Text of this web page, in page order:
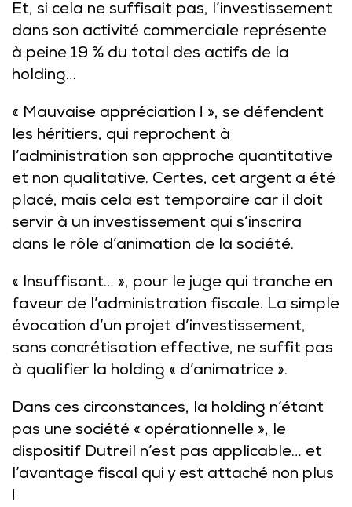
Et, si cela ne suffisait pas, l’investissement
dans son activité commerciale représente
à peine 19 % du total des actifs de la
holding…
« Mauvaise appréciation ! », se défendent
les héritiers, qui reprochent à
l’administration son approche quantitative
et non qualitative. Certes, cet argent a été
placé, mais cela est temporaire car il doit
servir à un investissement qui s’inscrira
dans le rôle d’animation de la société.
« Insuffisant… », pour le juge qui tranche en
faveur de l’administration fiscale. La simple
évocation d’un projet d’investissement,
sans concrétisation effective, ne suffit pas
à qualifier la holding « d’animatrice ».
Dans ces circonstances, la holding n’étant
pas une société « opérationnelle », le
dispositif Dutreil n’est pas applicable… et
l’avantage fiscal qui y est attaché non plus
!